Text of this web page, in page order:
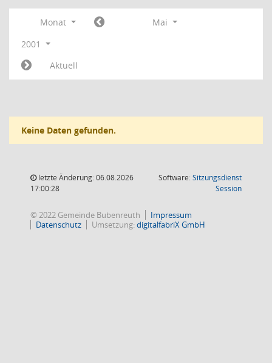
Monat
Mai
2001
Aktuell
Keine Daten gefunden.
letzte Änderung: 06.08.2026
17:00:28
Software:Sitzungsdienst
Session(Wird in
© 2022 Gemeinde Bubenreuth
Impressum
Datenschutz
Umsetzung:digitalfabriX GmbH